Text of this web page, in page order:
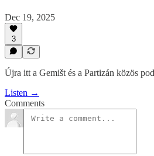
Dec 19, 2025
3
Újra itt a Gemišt és a Partizán közös
Listen →
Comments